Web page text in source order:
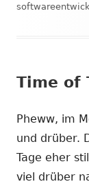
Time of
Pheww, im
und drüber.
Tage eher
viel drüber